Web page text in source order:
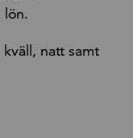
lön.
natt samt